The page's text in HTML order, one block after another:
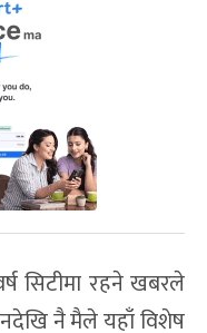
सिटीमा रहने खबरले
नै मैले यहाँ विशेष